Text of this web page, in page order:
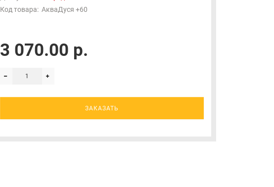
Код товара: АкваДуся +60
3 070.00 р.
ЗАКАЗАТЬ